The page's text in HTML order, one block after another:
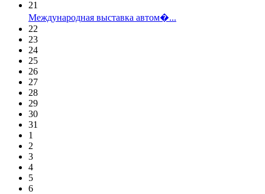
21
Международная выставка автом�...
22
23
24
25
26
27
28
29
30
31
1
2
3
4
5
6